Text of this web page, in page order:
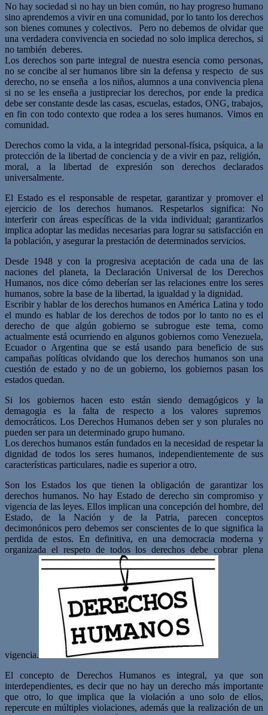
No hay sociedad si no hay un bien común, no hay progreso humano
sino aprendemos a vivir en una comunidad, por lo tanto los derechos
son bienes comunes y colectivos. Pero no debemos de olvidar que
una verdadera convivencia en sociedad no solo implica derechos, si
no también deberes.
Los derechos son parte integral de nuestra esencia como personas,
no se concibe al ser humanos libre sin la defensa y respecto de sus
derecho, no se enseña a los niños, alumnos a una convivencia plena
si no se les enseña a justipreciar los derechos, por ende la predica
debe ser constante desde las casas, escuelas, estados, ONG, trabajos,
en fin con todo contexto que rodea a los seres humanos. Vimos en
comunidad.
Derechos como la vida, a la integridad personal-física, psíquica, a la
protección de la libertad de conciencia y de a vivir en paz, religión,
moral, a la libertad de expresión son derechos declarados
universalmente.
El Estado es el responsable de respetar, garantizar y promover el
ejercicio de los derechos humanos. Respetarlos significa: No
interferir con áreas específicas de la vida individual; garantizarlos
implica adoptar las medidas necesarias para lograr su satisfacción en
la población, y asegurar la prestación de determinados servicios.
Desde 1948 y con la progresiva aceptación de cada una de las
naciones del planeta, la Declaración Universal de los Derechos
Humanos, nos dice cómo deberían ser las relaciones entre los seres
humanos, sobre la base de la libertad, la igualdad y la dignidad.
Escribir y hablar de los derechos humanos en América Latina y todo
el mundo es hablar de los derechos de todos por lo tanto no es el
derecho de que algún gobierno se subrogue este tema, como
actualmente está ocurriendo en algunos gobiernos como Venezuela,
Ecuador o Argentina que se está usando para beneficio de sus
campañas políticas olvidando que los derechos humanos son una
cuestión de estado y no de un gobierno, los gobiernos pasan los
estados quedan.
Si los gobiernos hacen esto están siendo demagógicos y la
demagogia es la falta de respecto a los valores supremos
democráticos. Los Derechos Humanos deben ser y son plurales no
pueden ser para un determinado grupo humano.
Los derechos humanos están fundados en la necesidad de respetar la
dignidad de todos los seres humanos, independientemente de sus
características particulares, nadie es superior a otro.
Son los Estados los que tienen la obligación de garantizar los
derechos humanos. No hay Estado de derecho sin compromiso y
vigencia de las leyes. Ellos implican una concepción del hombre, del
Estado, de la Nación y de la Patria, parecen conceptos
decimonónicos pero debemos ser conscientes de lo que significa la
perdida de estos. En definitiva, en una democracia moderna y
organizada el respeto de todos los derechos debe cobrar plena
vigencia.
El concepto de Derechos Humanos es integral, ya que son
interdependientes, es decir que no hay un derecho más importante
que otro, lo que implica que la violación a uno solo de ellos,
repercute en múltiples violaciones, además que la realización de un